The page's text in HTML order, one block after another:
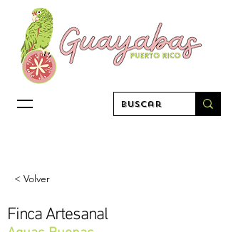
< Volver
Finca Artesanal